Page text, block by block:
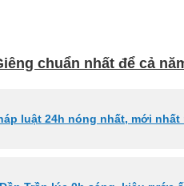
chuẩn nhất để cả
luật 24h nóng nhất, mới nhất